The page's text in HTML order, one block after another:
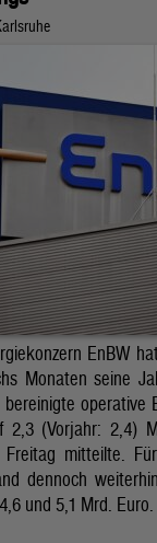
EnBW
Monaten seine
operative
2,3 (Vorjahr: 2,4)
Freitag mitteilte.
dennoch
und 5,1 Mrd. Euro.